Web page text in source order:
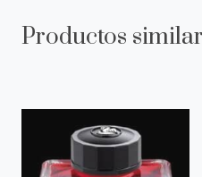
Productos